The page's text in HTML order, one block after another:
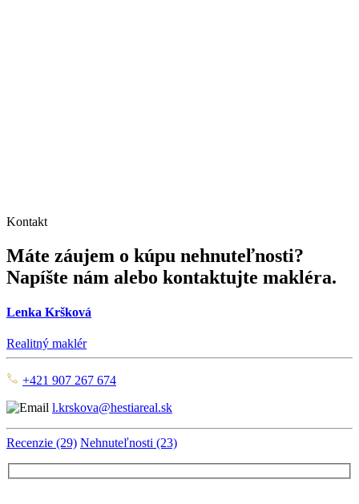
Kontakt
Máte záujem o kúpu nehnuteľnosti?
Napíšte nám alebo kontaktujte makléra.
Lenka Kršková
Realitný maklér
+421 907 267 674
l.krskova@hestiareal.sk
Recenzie (29) Nehnuteľnosti (23)